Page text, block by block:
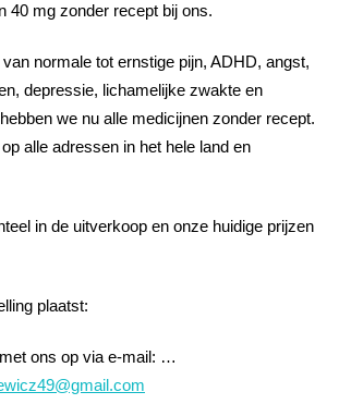
40 mg zonder recept bij ons.
normale tot ernstige pijn, ADHD, angst,
depressie, lichamelijke zwakte en
we nu alle medicijnen zonder recept.
alle adressen in het hele land en
in de uitverkoop en onze huidige prijzen
plaatst:
ons op via e-mail: …